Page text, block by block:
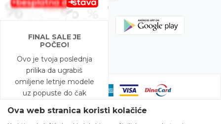
FINAL SALE JE
POČEO!
Ovo je tvoja poslednja
prilika da ugrabiš
omiljene letnje modele
uz popuste do čak
Ova web stranica koristi kolačiće